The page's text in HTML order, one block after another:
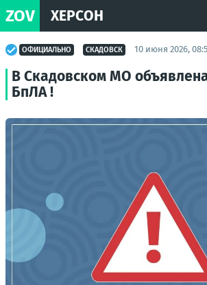
ZOV ХЕРСОН
ОФИЦИАЛЬНО СКАДОВСК 10 июня 2026,
В Скадовском МО
БпЛА !